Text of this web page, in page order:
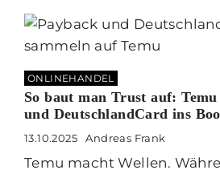
ONLINEHANDEL
So baut man Trust auf:
und DeutschlandCard ins
13.10.2025 Andreas Frank
Temu macht Wellen.